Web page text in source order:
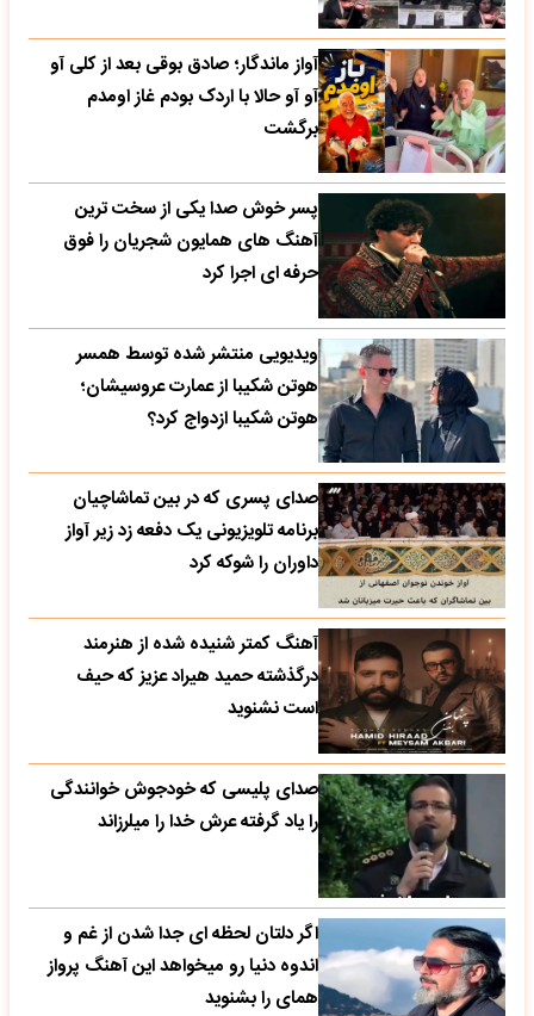
آواز ماندگار؛ صادق بوقی بعد از کلی آو
آو آو حالا با اردک بودم غاز اومدم
برگشت
پسر خوش صدا یکی از سخت ترین
آهنگ های همایون شجریان را فوق
حرفه ای اجرا کرد
ویدیویی منتشر شده توسط همسر
هوتن شکیبا از عمارت عروسیشان؛
هوتن شکیبا ازدواج کرد؟
صدای پسری که در بین تماشاچیان
برنامه تلویزیونی یک دفعه زد زیر آواز
داوران را شوکه کرد
آهنگ کمتر شنیده شده از هنرمند
درگذشته حمید هیراد عزیز که حیف
است نشنوید
صدای پلیسی که خودجوش خوانندگی
را یاد گرفته عرش خدا را میلرزاند
اگر دلتان لحظه ای جدا شدن از غم و
اندوه دنیا رو میخواهد این آهنگ پرواز
همای را بشنوید